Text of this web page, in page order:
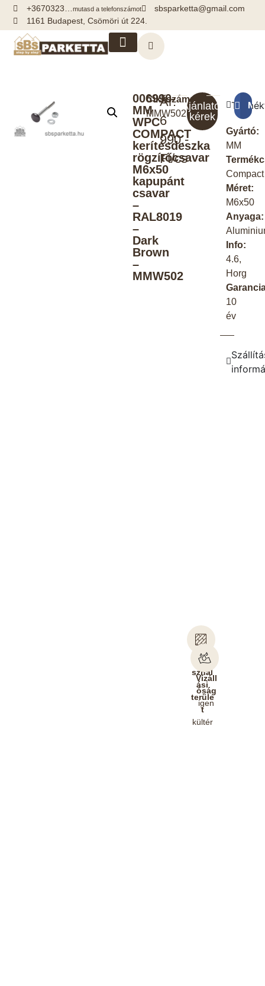
+3670323…mutasd a telefonszámot
sbsparketta@gmail.com
1161 Budapest, Csömöri út 224.
006990-
MM
WPC
COMPACT
kerítésdeszka
rögzítőcsavar
M6x50
kapupánt
csavar
–
RAL8019
–
Dark
Brown
–
MMW502
Cikkszám:
MMW502
Ár:
6
990.-
Ft/cs
Ajánlatot
kérek
Felha
sznál
ási
terüle
t
kültér
Vízáll
óság
igen
Gyártó:
MM
Compact
Méret:
M6x50
Anyaga:
Info:
4.6,
Horg
10
év